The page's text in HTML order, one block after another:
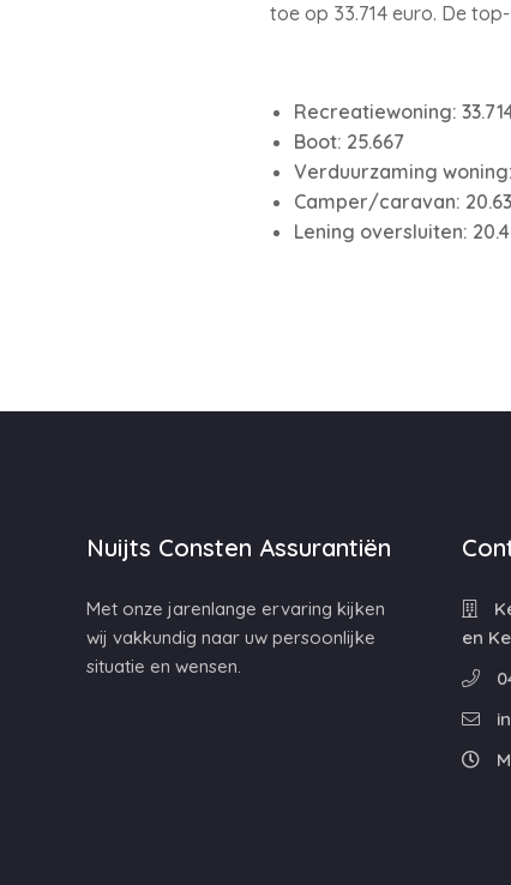
toe op 33.714 euro. De
Recreatiewoning:
Boot: 25.667
Verduurzaming woning:
Camper/caravan:
Lening oversluiten:
Nuijts Consten Assurantiën
Met onze jarenlange ervaring kijken
wij vakkundig naar uw persoonlijke
situatie en wensen.
en